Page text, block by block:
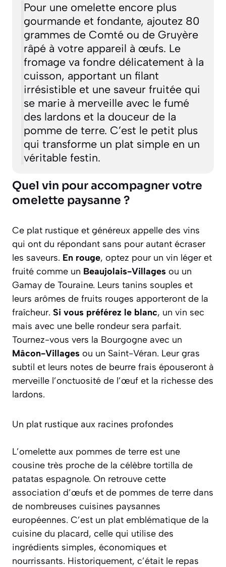
Pour une omelette encore plus
gourmande et fondante, ajoutez 80
grammes de Comté ou de Gruyère
râpé à votre appareil à œufs. Le
fromage va fondre délicatement à la
cuisson, apportant un filant
irrésistible et une saveur fruitée qui
se marie à merveille avec le fumé
des lardons et la douceur de la
pomme de terre. C’est le petit plus
qui transforme un plat simple en un
véritable festin.
Quel vin pour accompagner votre
omelette paysanne ?
Ce plat rustique et généreux appelle des vins
qui ont du répondant sans pour autant écraser
les saveurs. En rouge, optez pour un vin léger et
fruité comme un Beaujolais-Villages ou un
Gamay de Touraine. Leurs tanins souples et
leurs arômes de fruits rouges apporteront de la
fraîcheur. Si vous préférez le blanc, un vin sec
mais avec une belle rondeur sera parfait.
Tournez-vous vers la Bourgogne avec un
Mâcon-Villages ou un Saint-Véran. Leur gras
subtil et leurs notes de beurre frais épouseront à
merveille l’onctuosité de l’œuf et la richesse des
lardons.
Un plat rustique aux racines profondes
L’omelette aux pommes de terre est une
cousine très proche de la célèbre tortilla de
patatas espagnole. On retrouve cette
association d’œufs et de pommes de terre dans
de nombreuses cuisines paysannes
européennes. C’est un plat emblématique de la
cuisine du placard, celle qui utilise des
ingrédients simples, économiques et
nourrissants. Historiquement, c’était le repas